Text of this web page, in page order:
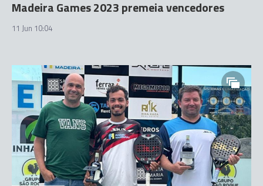
Madeira Games 2023 premeia vencedores
11 Jun 10:04